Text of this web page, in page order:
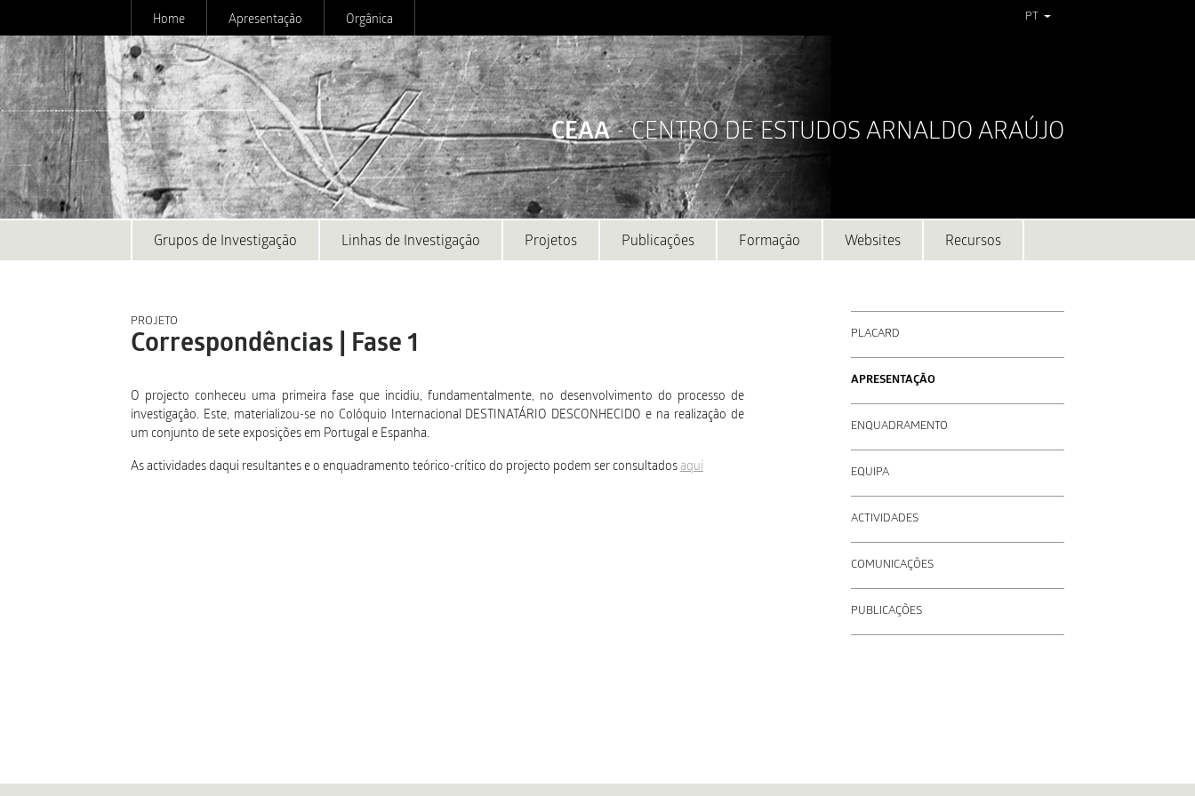
Home Apresentação Orgânica PT
CEAA- CENTRO DE ESTUDOS ARNALDO ARAÚJO
Grupos de Investigação Linhas de Investigação Projetos Publicações Formação Websites Recursos
PROJETO
Correspondências | Fase 1
O projecto conheceu uma primeira fase que incidiu, fundamentalmente, no desenvolvimento do processo de
investigação. Este, materializou-se no Colóquio Internacional DESTINATÁRIO DESCONHECIDO e na realização de
um conjunto de sete exposições em Portugal e Espanha.
As actividades daqui resultantes e o enquadramento teórico-crítico do projecto podem ser consultadosaqui
PLACARD
APRESENTAÇÃO
ENQUADRAMENTO
EQUIPA
ACTIVIDADES
COMUNICAÇÕES
PUBLICAÇÕES